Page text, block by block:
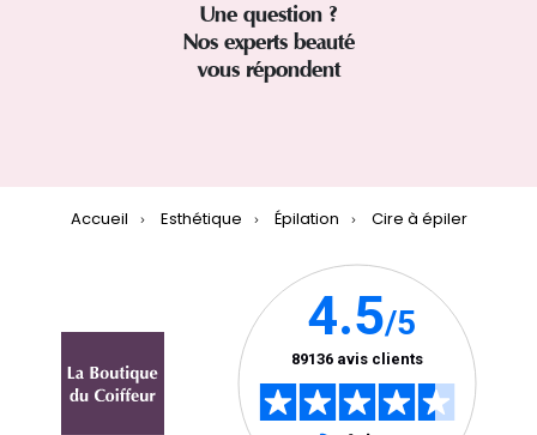
Une question ?
Nos experts beauté
vous répondent
Accueil Esthétique Épilation Cire à épiler